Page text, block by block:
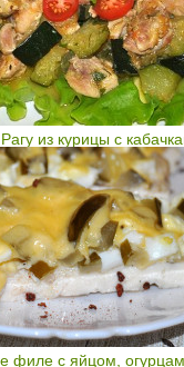
Рагу из курицы с
филе с яйцом,